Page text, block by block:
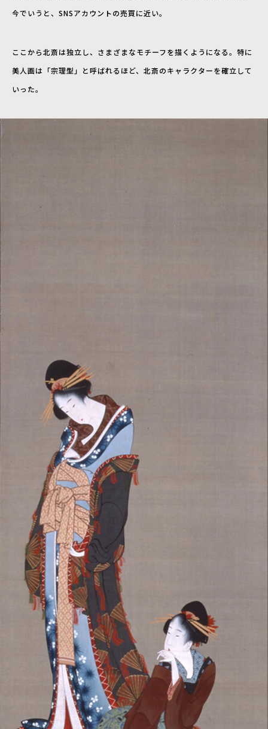
今でいうと、SNSアカウントの売買に近い。
ここから北斎は独立し、さまざまなモチーフを描くようになる。特に
美人画は「宗理型」と呼ばれるほど、北斎のキャラクターを確立して
いった。